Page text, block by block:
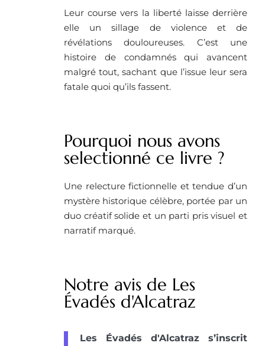
Leur course vers la liberté laisse derrière
elle un sillage de violence et de
révélations douloureuses. C’est une
histoire de condamnés qui avancent
malgré tout, sachant que l’issue leur sera
fatale quoi qu’ils fassent.
Pourquoi nous avons
selectionné ce livre ? ​
Une relecture fictionnelle et tendue d’un
mystère historique célèbre, portée par un
duo créatif solide et un parti pris visuel et
narratif marqué.
Notre avis de Les
Évadés d'Alcatraz
Les Évadés d'Alcatraz s’inscrit